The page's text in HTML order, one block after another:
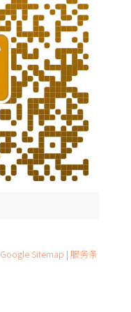
Google Sitemap | 服务条